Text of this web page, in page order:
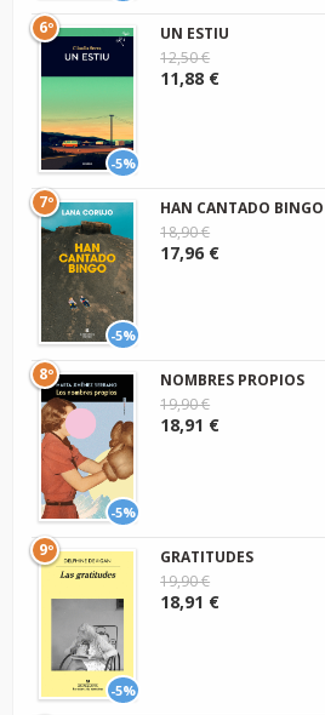
-5%
6º
UN ESTIU
12,50 €
11,88 €
-5%
7º
HAN CANTADO BINGO
18,90 €
17,96 €
-5%
8º
NOMBRES PROPIOS
19,90 €
18,91 €
-5%
9º
GRATITUDES
19,90 €
18,91 €